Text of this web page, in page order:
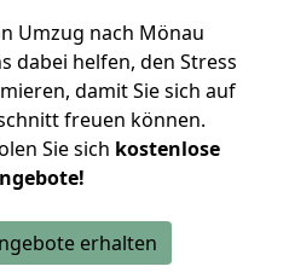
Umzug nach Mönau
dabei helfen, den Stress
damit Sie sich auf
freuen können.
Sie sich kostenlose
erhalten